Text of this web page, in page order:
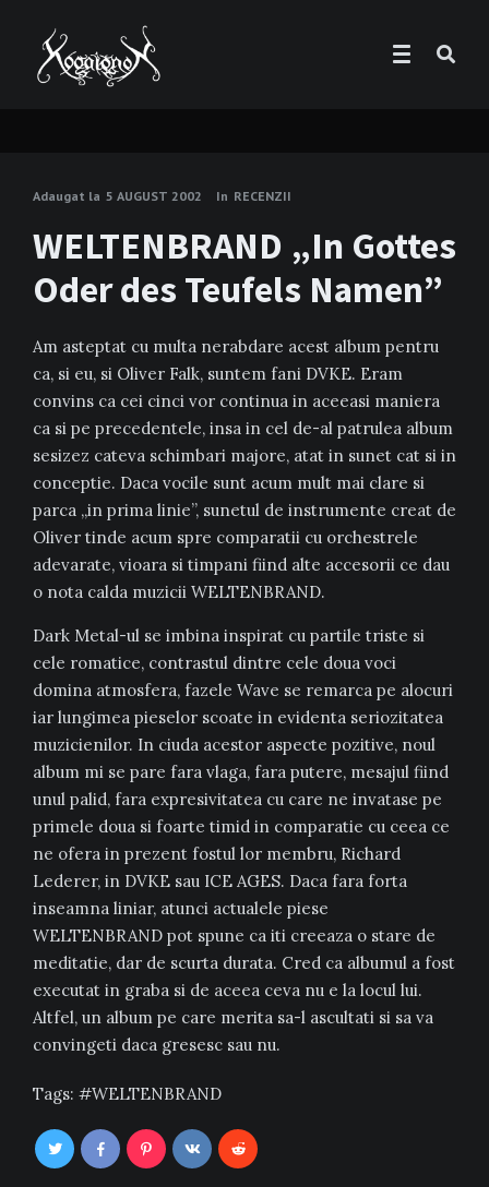
Adaugat la 5 AUGUST 2002 In RECENZII
WELTENBRAND „In Gottes
Oder des Teufels Namen”
Am asteptat cu multa nerabdare acest album pentru
ca, si eu, si Oliver Falk, suntem fani DVKE. Eram
convins ca cei cinci vor continua in aceeasi maniera
ca si pe precedentele, insa in cel de-al patrulea album
sesizez cateva schimbari majore, atat in sunet cat si in
conceptie. Daca vocile sunt acum mult mai clare si
parca „in prima linie”, sunetul de instrumente creat de
Oliver tinde acum spre comparatii cu orchestrele
adevarate, vioara si timpani fiind alte accesorii ce dau
o nota calda muzicii WELTENBRAND.
Dark Metal-ul se imbina inspirat cu partile triste si
cele romatice, contrastul dintre cele doua voci
domina atmosfera, fazele Wave se remarca pe alocuri
iar lungimea pieselor scoate in evidenta seriozitatea
muzicienilor. In ciuda acestor aspecte pozitive, noul
album mi se pare fara vlaga, fara putere, mesajul fiind
unul palid, fara expresivitatea cu care ne invatase pe
primele doua si foarte timid in comparatie cu ceea ce
ne ofera in prezent fostul lor membru, Richard
Lederer, in DVKE sau ICE AGES. Daca fara forta
inseamna liniar, atunci actualele piese
WELTENBRAND pot spune ca iti creeaza o stare de
meditatie, dar de scurta durata. Cred ca albumul a fost
executat in graba si de aceea ceva nu e la locul lui.
Altfel, un album pe care merita sa-l ascultati si sa va
convingeti daca gresesc sau nu.
Tags: WELTENBRAND